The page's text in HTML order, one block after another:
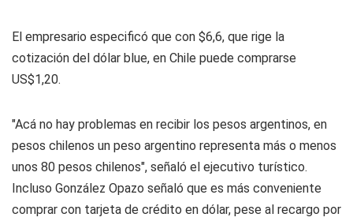
El empresario especificó que con $6,6, que rige la
cotización del dólar blue, en Chile puede comprarse
US$1,20.
"Acá no hay problemas en recibir los pesos argentinos, en
pesos chilenos un peso argentino representa más o menos
unos 80 pesos chilenos", señaló el ejecutivo turístico.
Incluso González Opazo señaló que es más conveniente
comprar con tarjeta de crédito en dólar, pese al recargo por